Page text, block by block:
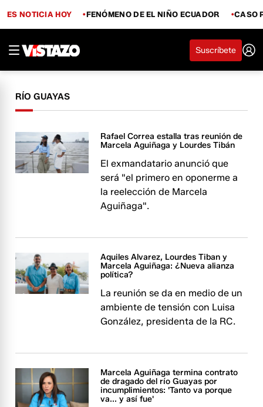
ES NOTICIA HOY FENÓMENO DE EL NIÑO ECUADOR CASO
Suscríbete
RÍO GUAYAS
Rafael Correa estalla tras reunión de
Marcela Aguiñaga y Lourdes Tibán
El exmandatario anunció que
será "el primero en oponerme a
la reelección de Marcela
Aguiñaga".
Aquiles Alvarez, Lourdes Tiban y
Marcela Aguiñaga: ¿Nueva alianza
política?
La reunión se da en medio de un
ambiente de tensión con Luisa
González, presidenta de la RC.
Marcela Aguiñaga termina contrato
de dragado del río Guayas por
incumplimientos: 'Tanto va porque
va... y así fue'